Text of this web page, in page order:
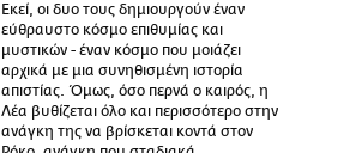
Εκεί, οι δυο τους δημιουργούν έναν
εύθραυστο κόσμο επιθυμίας και
μυστικών - έναν κόσμο που μοιάζει
αρχικά με μια συνηθισμένη ιστορία
απιστίας. Όμως, όσο περνά ο καιρός, η
Λέα βυθίζεται όλο και περισσότερο στην
ανάγκη της να βρίσκεται κοντά στον